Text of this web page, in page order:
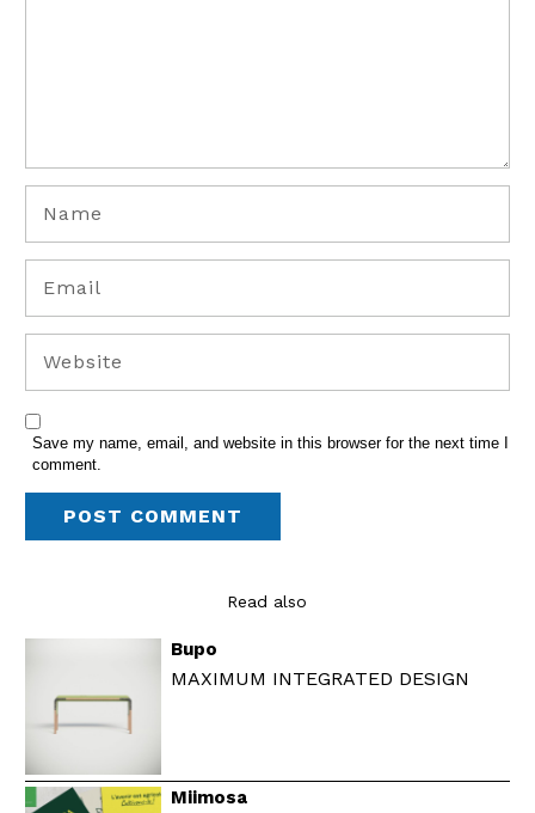
Save my name, email, and website in this browser for the next time I
comment.
Read also
Bupo
MAXIMUM INTEGRATED DESIGN
Miimosa